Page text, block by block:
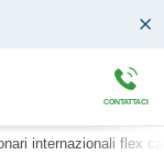
CONTATTACI
internazionali flex